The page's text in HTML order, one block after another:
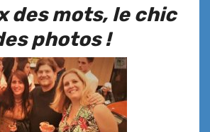
des mots, le chic
photos !